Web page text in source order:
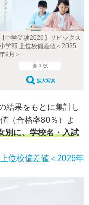
【中学受験2026】サピックス
学部 上位校偏差値＜2025
9月＞
全 3 枚
拡大写真
結果をもとに集計し
（合格率80％）よ
別に、学校名・入試
位校偏差値＜2026年